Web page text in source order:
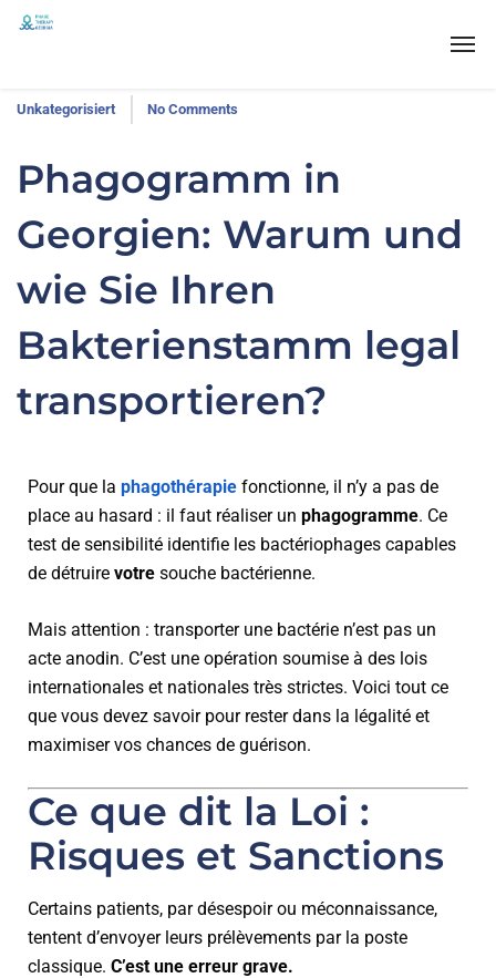
Unkategorisiert No Comments
Phagogramm in
Georgien: Warum und
wie Sie Ihren
Bakterienstamm legal
transportieren?
Pour que la phagothérapie fonctionne, il n’y a pas de
place au hasard : il faut réaliser un phagogramme. Ce
test de sensibilité identifie les bactériophages capables
de détruire votre souche bactérienne.
Mais attention : transporter une bactérie n’est pas un
acte anodin. C’est une opération soumise à des lois
internationales et nationales très strictes. Voici tout ce
que vous devez savoir pour rester dans la légalité et
maximiser vos chances de guérison.
Ce que dit la Loi :
Risques et Sanctions
Certains patients, par désespoir ou méconnaissance,
tentent d’envoyer leurs prélèvements par la poste
classique. C’est une erreur grave.